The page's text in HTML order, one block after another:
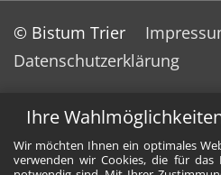
Ihre
Wir möchten Ihnen ein optimales
verwenden wir Cookies, die für das
© Bistum Trier
Datenschutzerklärung